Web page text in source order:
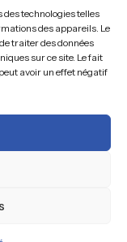
technologies telles
des appareils. Le
traiter des données
sur ce site. Le fait
avoir un effet négatif